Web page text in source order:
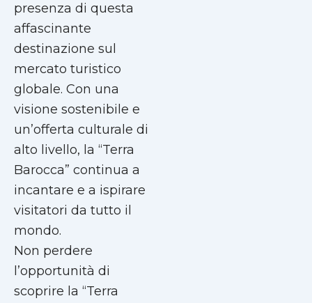
presenza di questa
affascinante
destinazione sul
mercato turistico
globale. Con una
visione sostenibile e
un’offerta culturale di
alto livello, la “Terra
Barocca” continua a
incantare e a ispirare
visitatori da tutto il
mondo.
Non perdere
l’opportunità di
scoprire la “Terra